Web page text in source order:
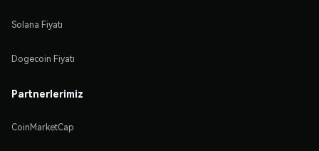
Solana Fiyatı
Dogecoin Fiyatı
Partnerlerimiz
CoinMarketCap